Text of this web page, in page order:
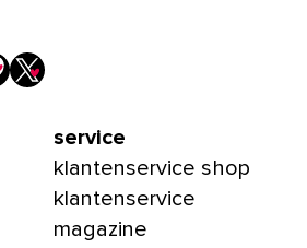
service
klantenservice shop
klantenservice
magazine